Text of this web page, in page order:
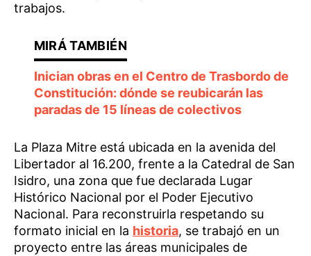
trabajos.
Inician obras en el Centro de Trasbordo de
Constitución: dónde se reubicarán las
paradas de 15 líneas de colectivos
La Plaza Mitre está ubicada en la avenida del
Libertador al 16.200, frente a la Catedral de San
Isidro, una zona que fue declarada Lugar
Histórico Nacional por el Poder Ejecutivo
Nacional. Para reconstruirla respetando su
formato inicial en la historia, se trabajó en un
proyecto entre las áreas municipales de